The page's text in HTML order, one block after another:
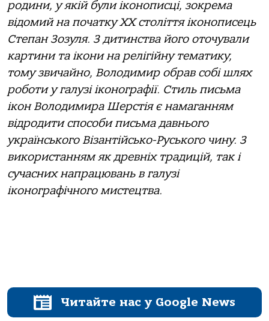
родини, у якій були іконописці, зокрема
відомий на початку ХХ століття іконописець
Степан Зозуля. З дитинства його оточували
картини та ікони на релігійну тематику,
тому звичайно, Володимир обрав собі шлях
роботи у галузі іконографії. Стиль письма
ікон Володимира Шерстія є намаганням
відродити способи письма давнього
українського Візантійсько-Руського чину. З
використанням як древніх традицій, так і
сучасних напрацювань в галузі
іконографічного мистецтва.
Читайте нас у Google News